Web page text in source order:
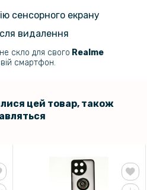
грн
камеру для Realme 11 4G
на задню камеру для Apple
грн
сенсорного екрану
видалення
скло для свого Realme
смартфон.
цей товар, також